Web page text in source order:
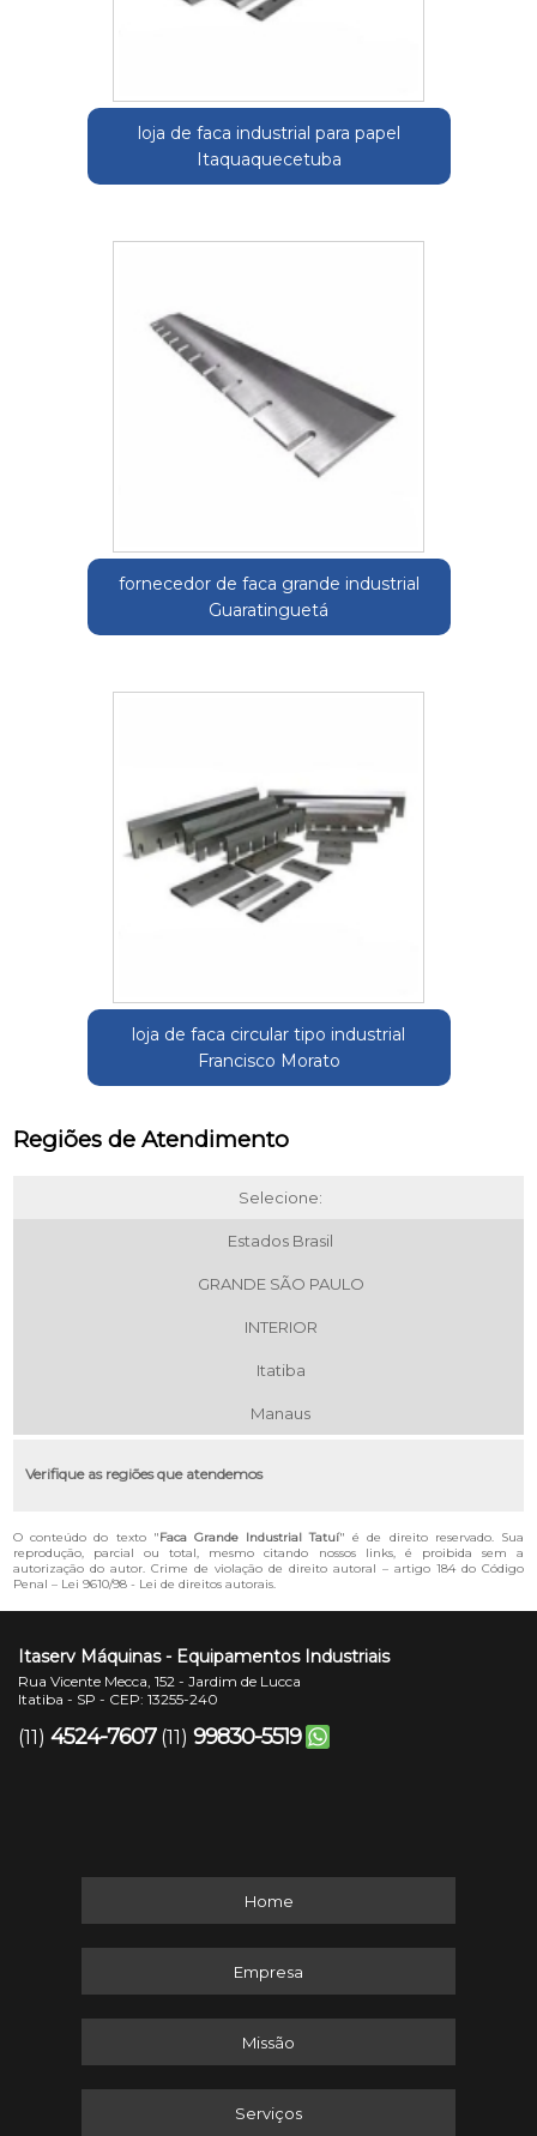
loja de faca industrial para papel
Itaquaquecetuba
fornecedor de faca grande industrial
Guaratinguetá
loja de faca circular tipo industrial
Francisco Morato
Regiões de Atendimento
Selecione:
Estados Brasil
GRANDE SÃO PAULO
INTERIOR
Itatiba
Manaus
Verifique as regiões que atendemos
O conteúdo do texto "Faca Grande Industrial Tatuí" é de direito reservado. Sua
reprodução, parcial ou total, mesmo citando nossos links, é proibida sem a
autorização do autor. Crime de violação de direito autoral – artigo 184 do Código
Penal – Lei 9610/98 - Lei de direitos autorais.
Itaserv Máquinas - Equipamentos Industriais
Rua Vicente Mecca, 152 - Jardim de Lucca
Itatiba - SP - CEP: 13255-240
(11) 4524-7607 (11) 99830-5519
Home
Empresa
Missão
Serviços